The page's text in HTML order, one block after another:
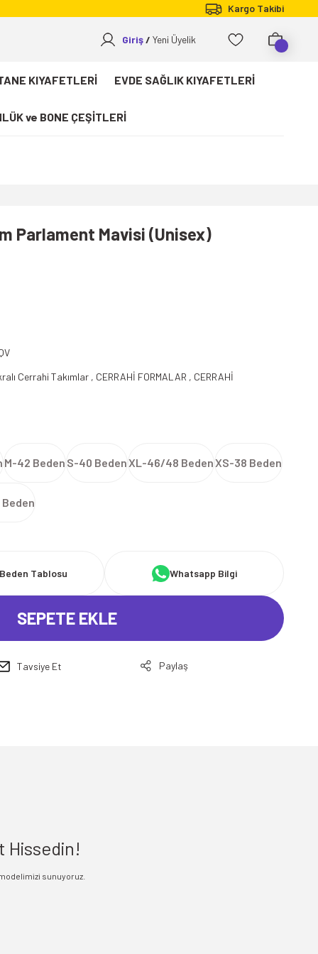
Kargo Takibi
Giriş Yeni Üyelik
KIYAFETLERİ EVDE SAĞLIK KIYAFETLERİ
ve BONE ÇEŞİTLERİ
Parlament Mavisi (Unisex)
Cerrahi Takımlar , CERRAHİ FORMALAR , CERRAHİ
M-42 Beden S-40 BedenXL-46/48 BedenXS-38 Beden
Beden Tablosu Whatsapp Bilgi
SEPETE EKLE
Tavsiye Et Paylaş
Hissedin!
sunuyoruz.